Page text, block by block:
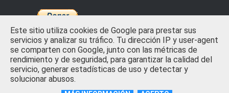
Inicio Privacidad y Ley de Cookies
Contactar
Crafted with
by
Templates
Este sitio utiliza cookies de Google para prestar sus
servicios y analizar su tráfico. Tu dirección IP y user-agent
se comparten con Google, junto con las métricas de
rendimiento y de seguridad, para garantizar la calidad del
servicio, generar estadísticas de uso y detectar y
solucionar abusos.